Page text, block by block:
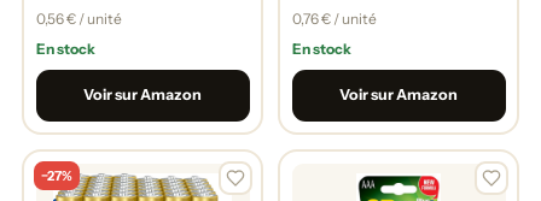
0,56 € / unité
En stock
Voir sur Amazon
0,76 € / unité
En stock
Voir sur Amazon
−27%